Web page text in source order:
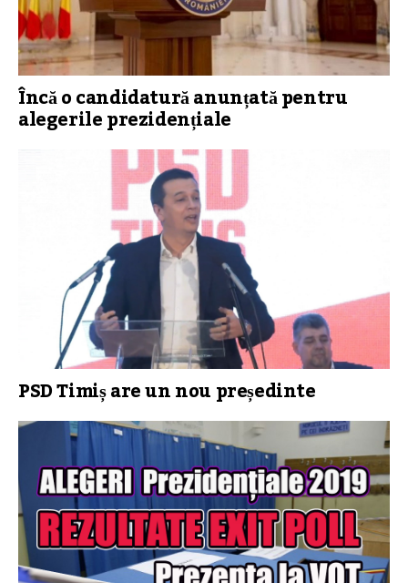
Încă o candidatură anunțată pentru
alegerile prezidențiale
PSD Timiș are un nou președinte